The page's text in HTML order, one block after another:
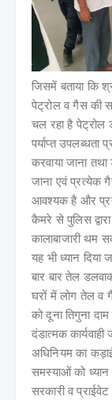
जिसमें बताया कि
पेट्रोल व गैस की
चल रहा है पेट्रोल
पर्याप्त
करवाया जाना
जाना एवं प्रत्येक
आवश्यक है और
कैमरे से पुलिस
कालाबाजारी थम
यह भी ध्यान
बार बार तेल
घरों में लोग तेल व
को दूना तिगुना
दंडात्मक
अधिनियम का
समस्याओं को
सरकारी व